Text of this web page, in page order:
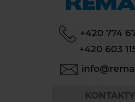
+420 774
+420 603
KONTAKTY